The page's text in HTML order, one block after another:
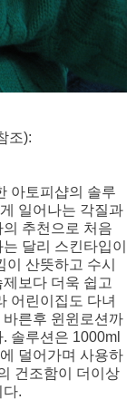
조):
아토피샵의 솔루
일어나는 각질과
추천으로 처음
달리 스킨타입이
산뜻하고 수시
보다 더욱 쉽고
어린이집도 다녀
른후 윈윈로션까
솔루션은 1000ml
덜어가며 사용하
건조함이 더이상
.